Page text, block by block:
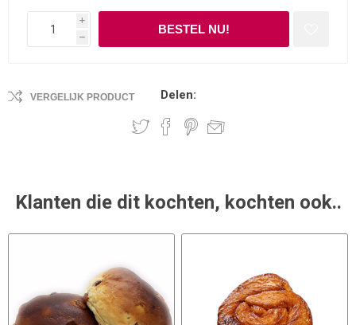
VERGELIJK PRODUCT
i
h
Delen:
Klanten die dit kochten, kochten ook..